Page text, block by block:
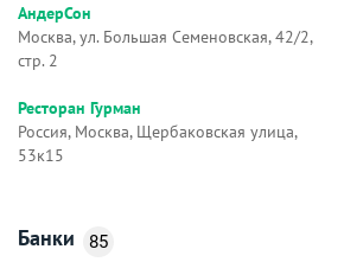
АндерСон
Москва, ул. Большая Семеновская, 42/2,
стр. 2
Ресторан Гурман
Россия, Москва, Щербаковская улица,
53к15
Банки 85